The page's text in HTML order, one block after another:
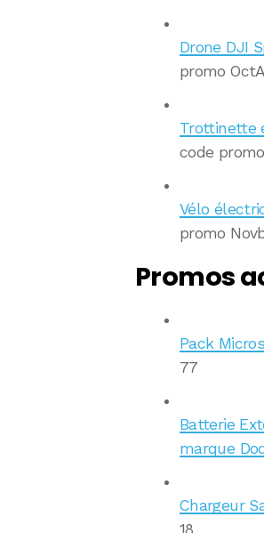
Drone DJI
promo
Trottinette
code
Vélo
promo
Promos
Pack
77
Batterie
marque
Chargeur
18